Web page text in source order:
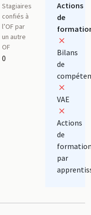
Stagiaires
confiés à
l’OF par
un autre
OF
0
Actions
de
Bilans
de
VAE
Actions
de
par